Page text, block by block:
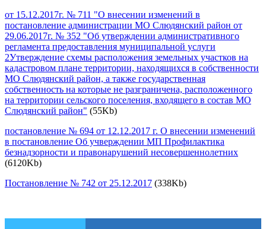
от 15.12.2017г. № 711 "О внесении изменений в
постановление администрации МО Слюдянский район от
29.06.2017г. № 352 "Об утверждении административного
регламента предоставления муниципальной услуги
2Утверждение схемы расположения земельных участков на
кадастровом плане территории, находящихся в собственности
МО Слюдянский район, а также государственная
собственность на которые не разграничена, расположенного
на территории сельского поселения, входящего в состав МО
Слюдянский район" (55Kb)
постановление № 694 от 12.12.2017 г. О внесении изменений
в постановление Об учверждении МП Профилактика
безнадзорности и правонарушений несовершеннолетних
(6120Kb)
Постановление № 742 от 25.12.2017 (338Kb)